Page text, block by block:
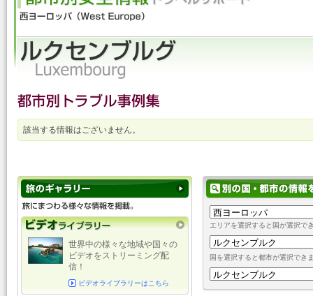
該当する情報はございません。
エリアを選択すると国が選択で
国を選択すると都市が選択でき
世界中の様々な地域や国々の
ビデオをストリーミング配
信！
ビデオライブラリーはこちら